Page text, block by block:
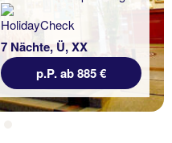
7 Nächte, Ü, XX
p.P. ab 885 €
NH Hua Hin
100 % Weiterempfehlung
7 Nächte, Ü, DZ
p.P. ab 925 €